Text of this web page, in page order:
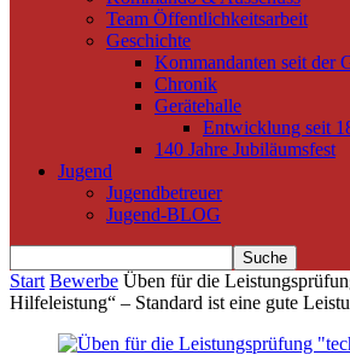
Team Öffentlichkeitsarbeit
Geschichte
Kommandanten seit der
Chronik
Gerätehalle
Entwicklung seit
140 Jahre Jubiläumsfest
Jugend
Jugendbetreuer
Jugend-BLOG
Start Bewerbe Üben für die
Hilfeleistung“ – Standard ist eine gute